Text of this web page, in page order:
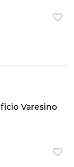
Varesino